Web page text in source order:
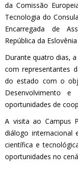
da Comissão
Tecnologia do
Encarregada de
República da
Durante quatro dias,
com representantes
do estado com o
Desenvolvimento
oportunidades de
A visita ao Campus
diálogo internacional
científica e
oportunidades no